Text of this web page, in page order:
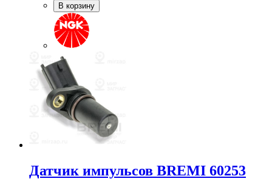
В корзину
Датчик импульсов BREMI 60253